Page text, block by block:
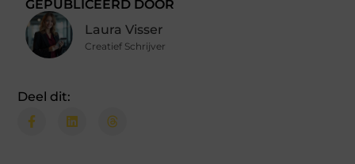
GEPUBLICEERD DOOR
Laura Visser
Creatief Schrijver
Deel dit: